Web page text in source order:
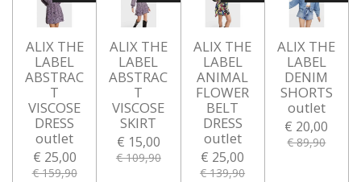
ALIX THE
LABEL
ABSTRAC
T
VISCOSE
DRESS
outlet
€ 25,00
€ 159,90
ALIX THE
LABEL
ABSTRAC
T
VISCOSE
SKIRT
€ 15,00
€ 109,90
ALIX THE
LABEL
ANIMAL
FLOWER
BELT
DRESS
outlet
€ 25,00
€ 139,90
ALIX THE
LABEL
DENIM
SHORTS
outlet
€ 20,00
€ 89,90